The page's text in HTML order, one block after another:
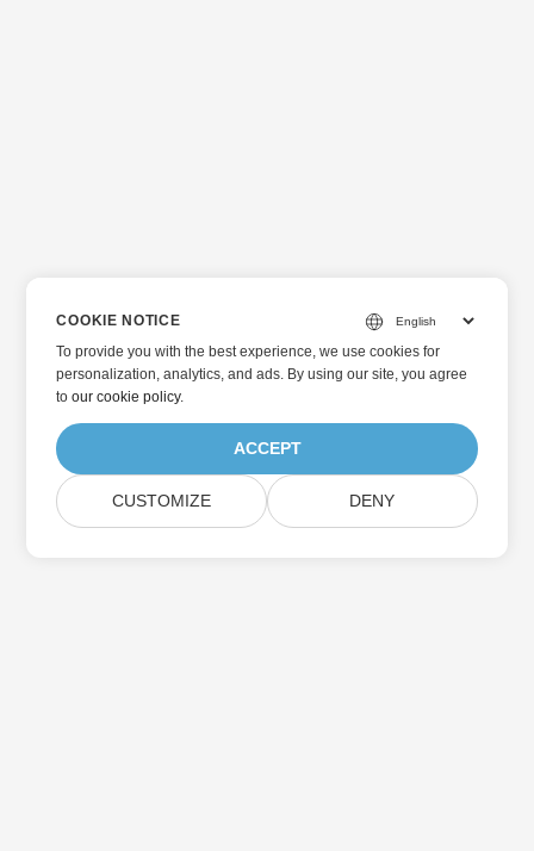
COOKIE NOTICE
To provide you with the best experience, we use cookies for
personalization, analytics, and ads. By using our site, you agree
toour cookie policy.
ACCEPT
CUSTOMIZE DENY